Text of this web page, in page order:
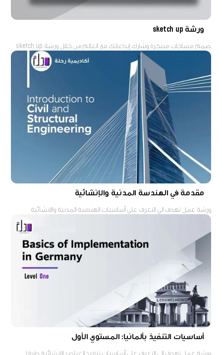
ورشة sketch up
صمم مساحات مبتكرة وشارك إبداعاتك مع العالم من خلال ورشة sketch up
مقدمة في الهندسة المدنية والإنشائية
ورشة عمل تهدف الي التعرف علي أساسيات الهندسة المدنية والانشائية
أساسيات التنفيذ بألمانيا: المستوي الأول